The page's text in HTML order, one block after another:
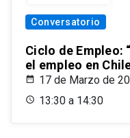
Conversatorio
Ciclo de Empleo:
el empleo en
17 de Marzo de
13:30 a 14:30